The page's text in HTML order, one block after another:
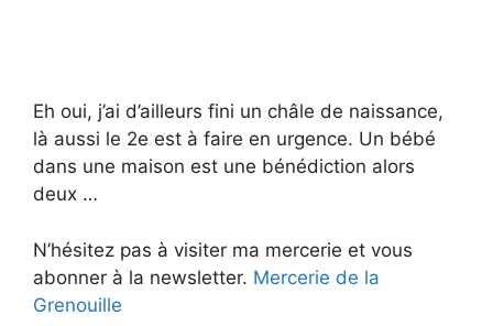
Eh oui, j’ai d’ailleurs fini un châle de naissance,
là aussi le 2e est à faire en urgence. Un bébé
dans une maison est une bénédiction alors
deux …
N’hésitez pas à visiter ma mercerie et vous
abonner à la newsletter. Mercerie de la
Grenouille